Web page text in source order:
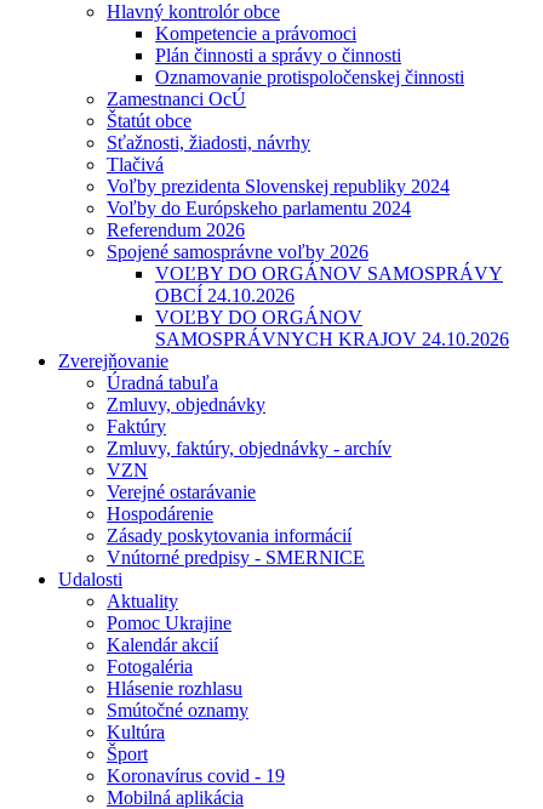
Hlavný kontrolór obce
Kompetencie a právomoci
Plán činnosti a správy o činnosti
Oznamovanie protispoločenskej činnosti
Zamestnanci OcÚ
Štatút obce
Sťažnosti, žiadosti, návrhy
Tlačivá
Voľby prezidenta Slovenskej republiky 2024
Voľby do Európskeho parlamentu 2024
Referendum 2026
Spojené samosprávne voľby 2026
VOĽBY DO ORGÁNOV SAMOSPRÁVY
OBCÍ 24.10.2026
VOĽBY DO ORGÁNOV
SAMOSPRÁVNYCH KRAJOV 24.10.2026
Zverejňovanie
Úradná tabuľa
Zmluvy, objednávky
Faktúry
Zmluvy, faktúry, objednávky - archív
VZN
Verejné ostarávanie
Hospodárenie
Zásady poskytovania informácií
Vnútorné predpisy - SMERNICE
Udalosti
Aktuality
Pomoc Ukrajine
Kalendár akcií
Fotogaléria
Hlásenie rozhlasu
Smútočné oznamy
Kultúra
Šport
Koronavírus covid - 19
Mobilná aplikácia